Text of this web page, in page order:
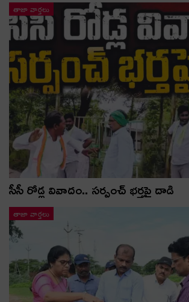
తాజా వార్తలు
సీసీ రోడ్ల వివాదం.. స‌ర్పంచ్ భ‌ర్త‌పై దాడి
తాజా వార్తలు